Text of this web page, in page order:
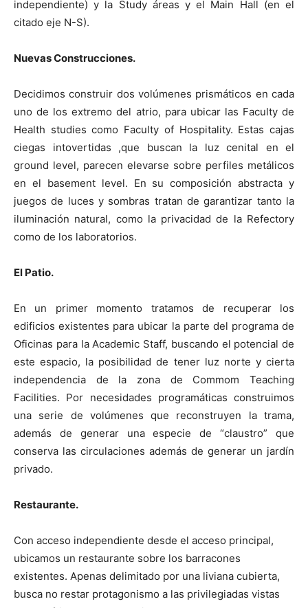
independiente) y la Study áreas y el Main Hall (en el
citado eje N-S).
Nuevas Construcciones.
Decidimos construir dos volúmenes prismáticos en cada
uno de los extremo del atrio, para ubicar las Faculty de
Health studies como Faculty of Hospitality. Estas cajas
ciegas intovertidas ,que buscan la luz cenital en el
ground level, parecen elevarse sobre perfiles metálicos
en el basement level. En su composición abstracta y
juegos de luces y sombras tratan de garantizar tanto la
iluminación natural, como la privacidad de la Refectory
como de los laboratorios.
El Patio.
En un primer momento tratamos de recuperar los
edificios existentes para ubicar la parte del programa de
Oficinas para la Academic Staff, buscando el potencial de
este espacio, la posibilidad de tener luz norte y cierta
independencia de la zona de Commom Teaching
Facilities. Por necesidades programáticas construimos
una serie de volúmenes que reconstruyen la trama,
además de generar una especie de “claustro” que
conserva las circulaciones además de generar un jardín
privado.
Restaurante.
Con acceso independiente desde el acceso principal,
ubicamos un restaurante sobre los barracones
existentes. Apenas delimitado por una liviana cubierta,
busca no restar protagonismo a las privilegiadas vistas